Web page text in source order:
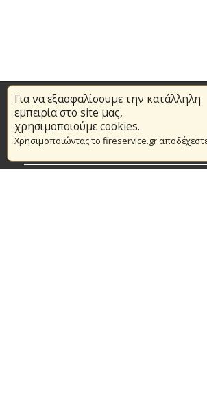
Για να εξασφαλίσουμε την κατάλληλη
εμπειρία στο site μας,
χρησιμοποιούμε cookies.
Χρησιμοποιώντας το fireservice.gr
Επικαιρότητα
Το Πυροσβεστικό Σώμα